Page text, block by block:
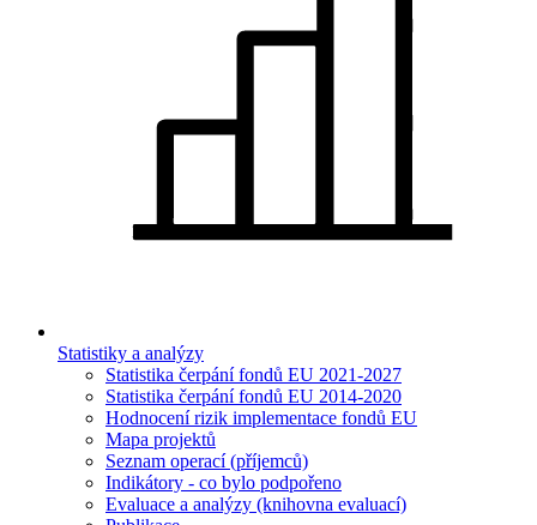
Statistiky a analýzy
Statistika čerpání fondů EU 2021-2027
Statistika čerpání fondů EU 2014-2020
Hodnocení rizik implementace fondů EU
Mapa projektů
Seznam operací (příjemců)
Indikátory - co bylo podpořeno
Evaluace a analýzy (knihovna evaluací)